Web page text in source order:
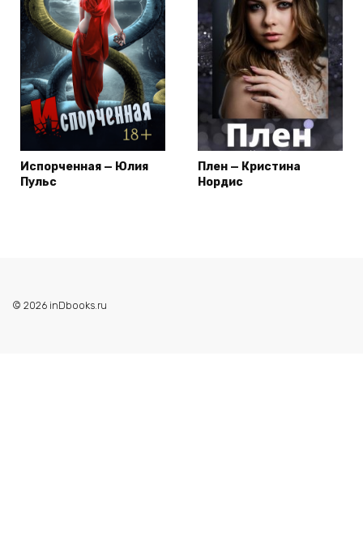
Испорченная — Юлия
Пульс
Плен — Кристина
Нордис
© 2026 inDbooks.ru